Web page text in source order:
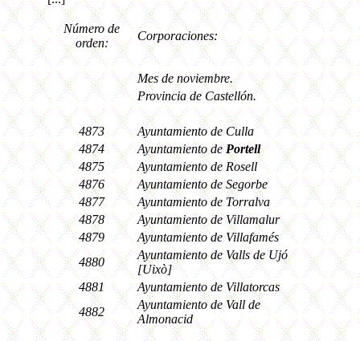
Número de
orden:
Corporaciones:
Mes de noviembre.
Provincia de Castellón.
4873
Ayuntamiento de Culla
4874
Ayuntamiento dePortell
4875
Ayuntamiento de Rosell
4876
Ayuntamiento de Segorbe
4877
Ayuntamiento de Torralva
4878
Ayuntamiento de Villamalur
4879
Ayuntamiento de Villafamés
4880
Ayuntamiento de Valls de Ujó
[Uixò]
4881
Ayuntamiento de Villatorcas
4882
Ayuntamiento de Vall de
Almonacid